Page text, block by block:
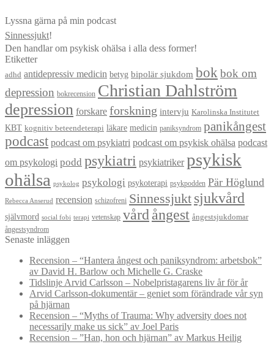
Lyssna gärna på min podcast
Sinnessjukt!
Den handlar om psykisk ohälsa i alla dess former!
Etiketter
adhd antidepressiv medicin betyg bipolär sjukdom bokbok om
depression
bokrecension Christian Dahlström
depression forskare forskning intervju Karolinska Institutet
KBT kognitiv beteendeterapi läkare medicin paniksyndrom panikångest
podcast podcast om psykiatri podcast om psykisk ohälsa podcast
om psykologi podd psykiatri psykiatriker psykisk
ohälsa psykolog psykologi psykoterapi psykpodden Pär Höglund
Rebecca Anserud recension schizofreni Sinnessjukt sjukvård
självmord social fobi terapi vetenskap vård ångest ångestsjukdomar
ångestsyndrom
Senaste inläggen
Recension – “Hantera ångest och paniksyndrom: arbetsbok”
av David H. Barlow och Michelle G. Craske
Tidslinje Arvid Carlsson – Nobelpristagarens liv år för år
Arvid Carlsson-dokumentär – geniet som förändrade vår syn
på hjärnan
Recension – “Myths of Trauma: Why adversity does not
necessarily make us sick” av Joel Paris
Recension – ”Han, hon och hjärnan” av Markus Heilig